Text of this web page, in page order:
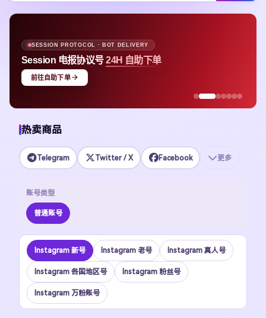
SESSION PROTOCOL · BOT DELIVERY
Session 电报协议号24H 自助下单
前往自助下单
热卖商品
Telegram Twitter / X Facebook 更多
账号类型
普通账号
Instagram 新号 Instagram 老号 Instagram 真人号
Instagram 各国地区号 Instagram 粉丝号
Instagram 万粉账号